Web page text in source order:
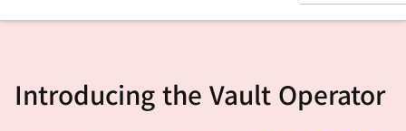
변
Introducing the Vault Operator